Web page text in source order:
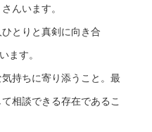
づき、依頼料の全額も
んいます。
とりと真剣に向き合
ます。
持ちに寄り添うこと。最
相談できる存在であるこ